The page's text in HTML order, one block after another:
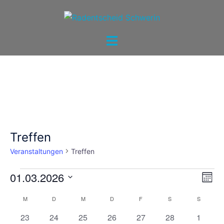
Menü
Treffen
Veranstaltungen Treffen
Veranstaltungen
01.03.2026
wählen.
Kalender
von
M D DIENSTAGMMITTWOCH
DDONNERSTAG
F S SAMSTAGS
0
23
0
24
0
25
0
26
0
27
0
28
0
1